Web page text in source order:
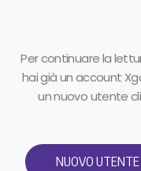
Per continuare la
hai già un account
un nuovo utente
NUOVO UTENTE